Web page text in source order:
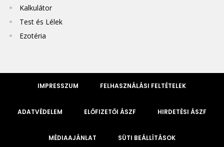
Kalkulátor
Test és Lélek
Ezotéria
IMPRESSZUM FELHASZNÁLÁSI FELTÉTELEK
ADATVÉDELEM ELŐFIZETŐI ÁSZF HIRDETÉSI ÁSZF
MÉDIAAJÁNLAT SÜTI BEÁLLÍTÁSOK